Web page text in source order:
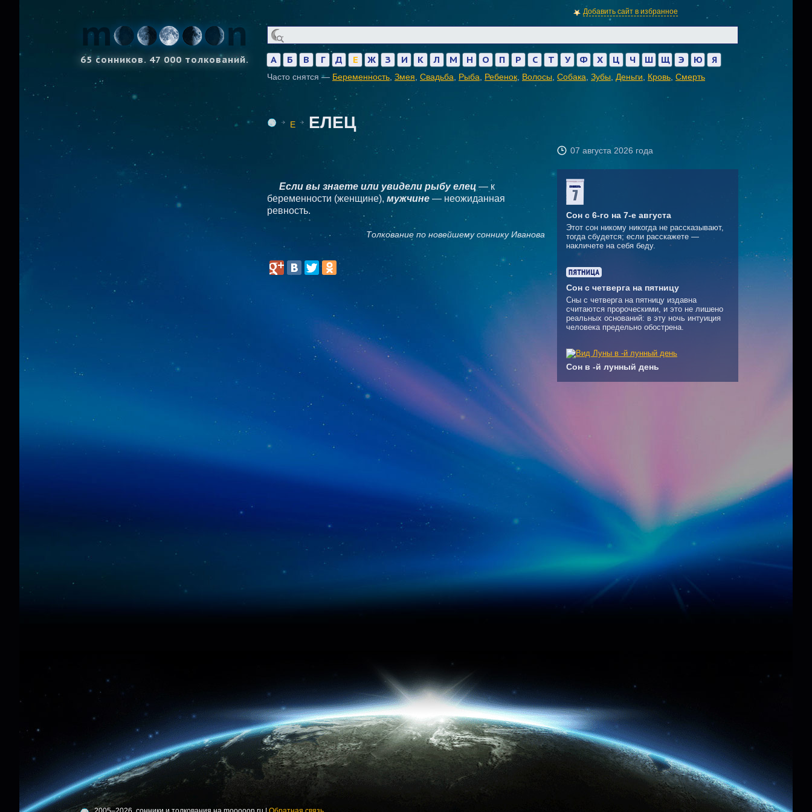
Добавить сайт в избранное
65 сонников. 47 000 толкований. А Б В Г Д Е Ж З И К Л М Н О П Р С Т У Ф Х Ц Ч Ш Щ Э Ю Я
Часто снятся — Беременность Змея Свадьба Рыба Ребенок Волосы Собака Зубы Деньги Кровь Смерть
Е ЕЛЕЦ
07 августа 2026 года
Если вы знаете или увидели рыбу елец — к
беременности (женщине), мужчине — неожиданная
ревность.
Толкование по новейшему соннику Иванова
Сон с 6-го на 7-е августа
Этот сон никому никогда не рассказывают,
тогда сбудется; если расскажете —
накличете на себя беду.
Сон с четверга на пятницу
Сны с четверга на пятницу издавна
считаются пророческими, и это не лишено
реальных оснований: в эту ночь интуиция
человека предельно обострена.
Сон в -й лунный день